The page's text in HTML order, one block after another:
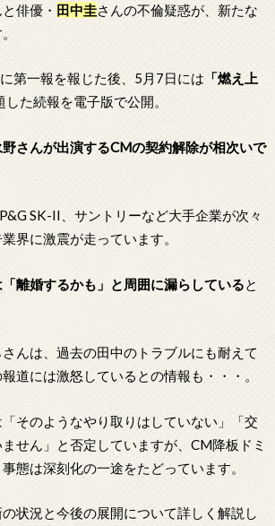
俳優・ 田中圭さんの不倫疑惑が、新たな
第一報を報じた後、5月7日には 「燃え上
した続報を電子版で公開。
野さんが出演するCMの契約解除が相次いで
SK-II、サントリーなど大手企業が次々
界に激震が走っています。
離婚するかも」と周囲に漏らしていると
んは、過去の田中のトラブルにも耐えて
道には激怒しているとの情報も・・・。
そのようなやり取りはしていない」「交
せん」と否定していますが、CM降板ドミ
態は深刻化の一途をたどっています。
状況と今後の展開について詳しく解説し